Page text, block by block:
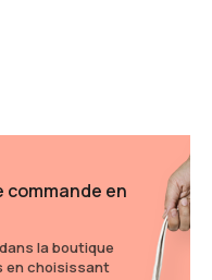
en
la boutique
en choisissant